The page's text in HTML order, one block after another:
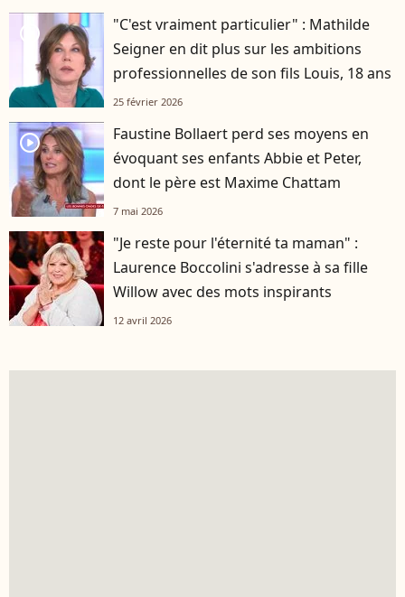
player2
"C'est vraiment particulier" : Mathilde
Seigner en dit plus sur les ambitions
professionnelles de son fils Louis, 18 ans
25 février 2026
player2
Faustine Bollaert perd ses moyens en
évoquant ses enfants Abbie et Peter,
dont le père est Maxime Chattam
7 mai 2026
"Je reste pour l'éternité ta maman" :
Laurence Boccolini s'adresse à sa fille
Willow avec des mots inspirants
12 avril 2026